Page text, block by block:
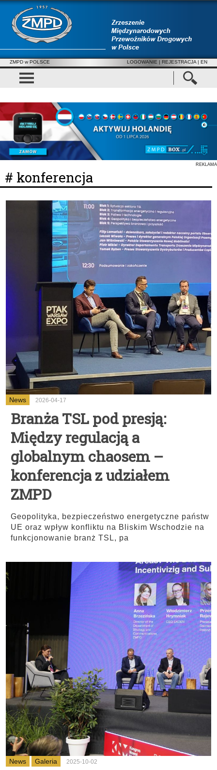
ZMPD w POLSCE LOGOWANIE | REJESTRACJA | EN
REKLAMA
# konferencja
News 2026-04-17
Branża TSL pod presją:
Między regulacją a
globalnym chaosem –
konferencja z udziałem
ZMPD
Geopolityka, bezpieczeństwo energetyczne państw
UE oraz wpływ konfliktu na Bliskim Wschodzie na
funkcjonowanie branż TSL, pa
News Galeria 2025-10-02